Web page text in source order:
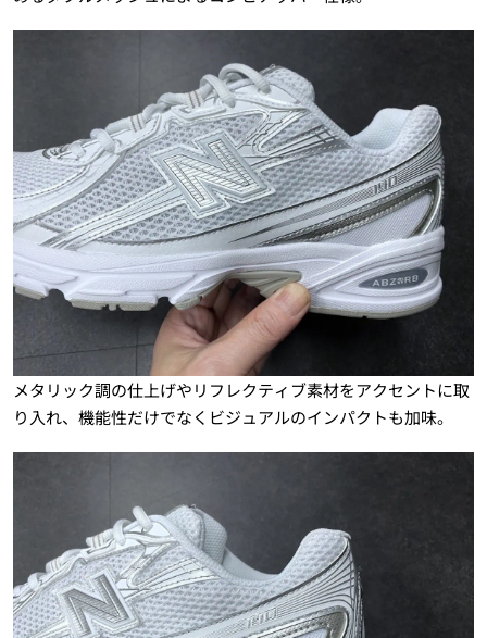
メタリック調の仕上げやリフレクティブ素材をアクセントに取
り入れ、機能性だけでなくビジュアルのインパクトも加味。